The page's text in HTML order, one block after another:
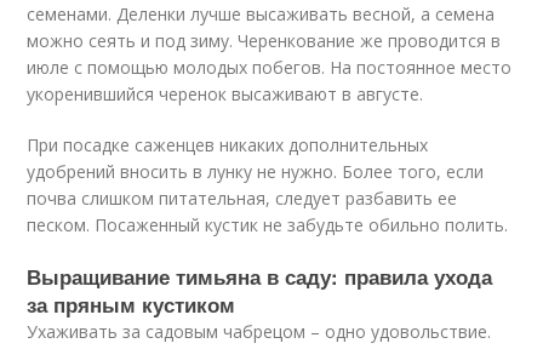
семенами. Деленки лучше высаживать весной, а семена
можно сеять и под зиму. Черенкование же проводится в
июле с помощью молодых побегов. На постоянное место
укоренившийся черенок высаживают в августе.
При посадке саженцев никаких дополнительных
удобрений вносить в лунку не нужно. Более того, если
почва слишком питательная, следует разбавить ее
песком. Посаженный кустик не забудьте обильно полить.
Выращивание тимьяна в саду: правила ухода
за пряным кустиком
Ухаживать за садовым чабрецом – одно удовольствие.